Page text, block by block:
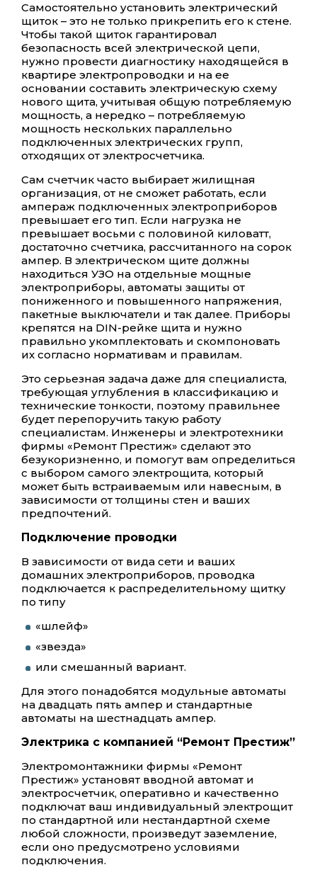
Самостоятельно установить электрический
щиток – это не только прикрепить его к стене.
Чтобы такой щиток гарантировал
безопасность всей электрической цепи,
нужно провести диагностику находящейся в
квартире электропроводки и на ее
основании составить электрическую схему
нового щита, учитывая общую потребляемую
мощность, а нередко – потребляемую
мощность нескольких параллельно
подключенных электрических групп,
отходящих от электросчетчика.
Сам счетчик часто выбирает жилищная
организация, от не сможет работать, если
ампераж подключенных электроприборов
превышает его тип. Если нагрузка не
превышает восьми с половиной киловатт,
достаточно счетчика, рассчитанного на сорок
ампер. В электрическом щите должны
находиться УЗО на отдельные мощные
электроприборы, автоматы защиты от
пониженного и повышенного напряжения,
пакетные выключатели и так далее. Приборы
крепятся на DIN-рейке щита и нужно
правильно укомплектовать и скомпоновать
их согласно нормативам и правилам.
Это серьезная задача даже для специалиста,
требующая углубления в классификацию и
технические тонкости, поэтому правильнее
будет перепоручить такую работу
специалистам. Инженеры и электротехники
фирмы «Ремонт Престиж» сделают это
безукоризненно, и помогут вам определиться
с выбором самого электрощита, который
может быть встраиваемым или навесным, в
зависимости от толщины стен и ваших
предпочтений.
Подключение проводки
В зависимости от вида сети и ваших
домашних электроприборов, проводка
подключается к распределительному щитку
по типу
«шлейф»
«звезда»
или смешанный вариант.
Для этого понадобятся модульные автоматы
на двадцать пять ампер и стандартные
автоматы на шестнадцать ампер.
Электрика с компанией “Ремонт Престиж”
Электромонтажники фирмы «Ремонт
Престиж» установят вводной автомат и
электросчетчик, оперативно и качественно
подключат ваш индивидуальный электрощит
по стандартной или нестандартной схеме
любой сложности, произведут заземление,
если оно предусмотрено условиями
подключения.